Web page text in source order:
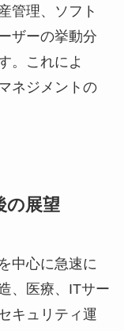
管理、ソフト
ザーの挙動分
。これによ
ネジメントの
の展望
中心に急速に
、医療、ITサー
キュリティ運